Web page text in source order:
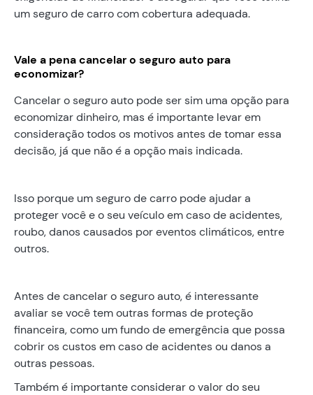
um seguro de carro com cobertura adequada.
Vale a pena cancelar o seguro auto para
economizar?
Cancelar o seguro auto pode ser sim uma opção para
economizar dinheiro, mas é importante levar em
consideração todos os motivos antes de tomar essa
decisão, já que não é a opção mais indicada.
Isso porque um seguro de carro pode ajudar a
proteger você e o seu veículo em caso de acidentes,
roubo, danos causados por eventos climáticos, entre
outros.
Antes de cancelar o seguro auto, é interessante
avaliar se você tem outras formas de proteção
financeira, como um fundo de emergência que possa
cobrir os custos em caso de acidentes ou danos a
outras pessoas.
Também é importante considerar o valor do seu